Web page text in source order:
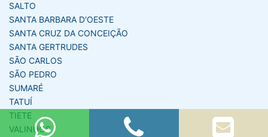
SALTO
SANTA BARBARA D'OESTE
SANTA CRUZ DA CONCEIÇÃO
SANTA GERTRUDES
SÃO CARLOS
SÃO PEDRO
SUMARÉ
TATUÍ
TIETE
VALINHOS